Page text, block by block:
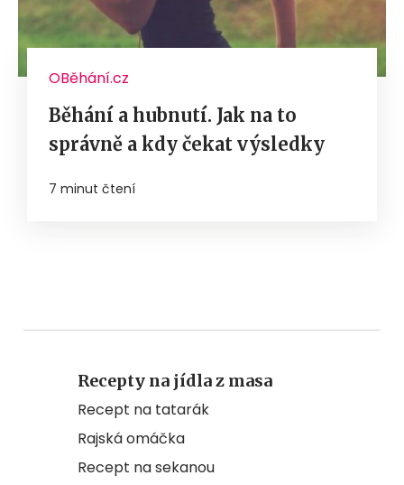
OBěhání.cz
Běhání a hubnutí. Jak na to
správně a kdy čekat výsledky
7 minut čtení
Recepty na jídla z masa
Recept na tatarák
Rajská omáčka
Recept na sekanou